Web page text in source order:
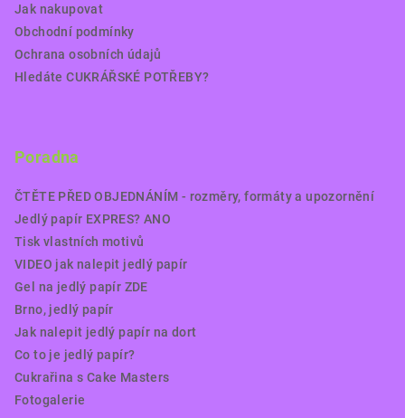
Jak nakupovat
Obchodní podmínky
Ochrana osobních údajů
Hledáte CUKRÁŘSKÉ POTŘEBY?
Poradna
ČTĚTE PŘED OBJEDNÁNÍM - rozměry, formáty a upozornění
Jedlý papír EXPRES? ANO
Tisk vlastních motivů
VIDEO jak nalepit jedlý papír
Gel na jedlý papír ZDE
Brno, jedlý papír
Jak nalepit jedlý papír na dort
Co to je jedlý papír?
Cukrařina s Cake Masters
Fotogalerie